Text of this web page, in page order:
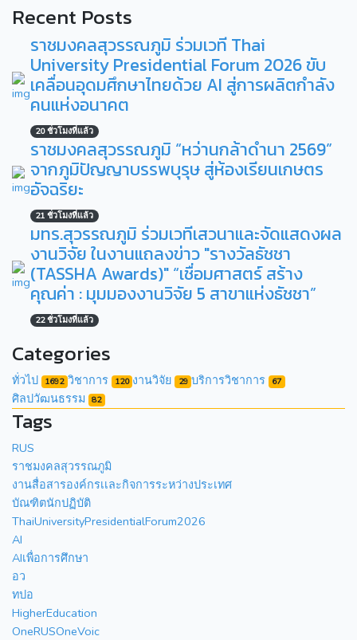
Recent Posts
ราชมงคลสุวรรณภูมิ ร่วมเวที Thai
University Presidential Forum 2026 ขับ
เคลื่อนอุดมศึกษาไทยด้วย AI สู่การผลิตกำลัง
คนแห่งอนาคต
20 ชั่วโมงที่แล้ว
ราชมงคลสุวรรณภูมิ “หว่านกล้าดำนา 2569”
จากภูมิปัญญาบรรพบุรุษ สู่ห้องเรียนเกษตร
อัจฉริยะ
21 ชั่วโมงที่แล้ว
มทร.สุวรรณภูมิ ร่วมเวทีเสวนาและจัดแสดงผล
งานวิจัย ในงานแถลงข่าว "รางวัลธัชชา
(TASSHA Awards)" “เชื่อมศาสตร์ สร้าง
คุณค่า : มุมมองงานวิจัย 5 สาขาแห่งธัชชา”
22 ชั่วโมงที่แล้ว
Categories
ทั่วไป 1692 วิชาการ 120 งานวิจัย 29 บริการวิชาการ 67
ศิลปวัฒนธรรม 82
Tags
RUS
ราชมงคลสุวรรณภูมิ
งานสื่อสารองค์กรเเละกิจการระหว่างประเทศ
บัณฑิตนักปฏิบัติ
ThaiUniversityPresidentialForum2026
AI
AIเพื่อการศึกษา
อว
ทปอ
HigherEducation
OneRUSOneVoic